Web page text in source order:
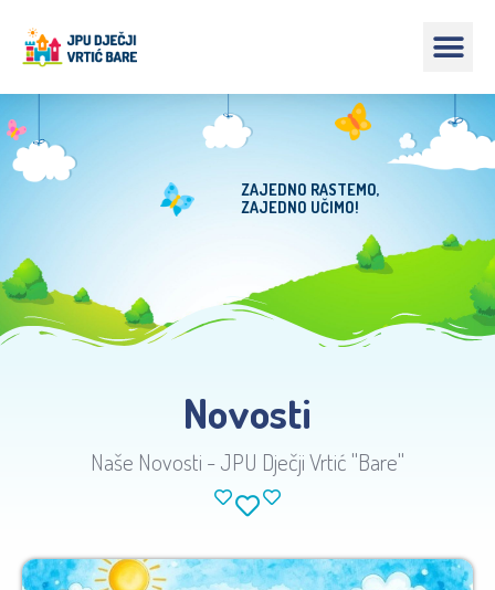
ZAJEDNO RASTEMO,
ZAJEDNO UČIMO!
Novosti
Naše Novosti - JPU Dječji Vrtić "Bare"